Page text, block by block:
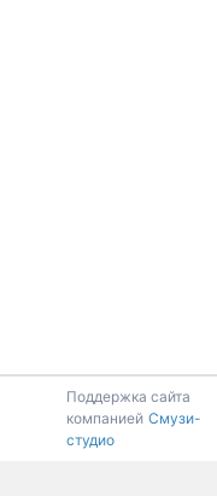
Поддержка сайта
компанией Смузи-
студио